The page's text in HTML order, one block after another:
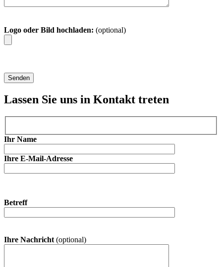
Logo oder Bild hochladen: (optional)
Lassen Sie uns in Kontakt treten
Ihr Name
Ihre E-Mail-Adresse
Betreff
Ihre Nachricht (optional)